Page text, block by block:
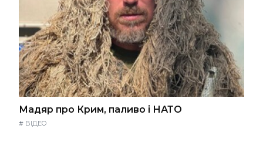
Мадяр про Крим, паливо і НАТО
# ВІДЕО